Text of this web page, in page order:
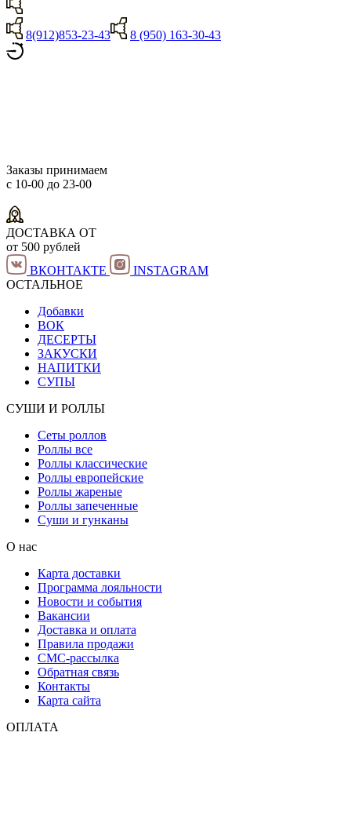
8(912)853-23-43 8 (950) 163-30-43
Заказы принимаем
с 10-00 до 23-00
ДОСТАВКА ОТ
от 500 рублей
ВКОНТАКТЕ
INSTAGRAM
ОСТАЛЬНОЕ
Добавки
ВОК
ДЕСЕРТЫ
ЗАКУСКИ
НАПИТКИ
СУПЫ
СУШИ И РОЛЛЫ
Сеты роллов
Роллы все
Роллы классические
Роллы европейские
Роллы жареные
Роллы запеченные
Суши и гунканы
О нас
Карта доставки
Программа лояльности
Новости и события
Вакансии
Доставка и оплата
Правила продажи
СМС-рассылка
Обратная связь
Контакты
Карта сайта
ОПЛАТА